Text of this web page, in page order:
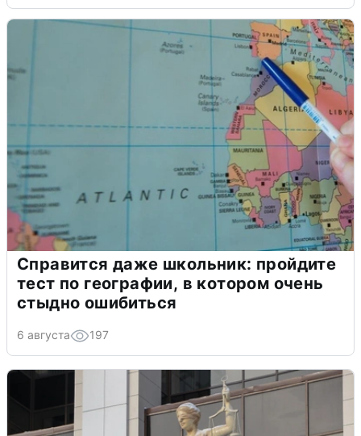
Справится даже школьник: пройдите
тест по географии, в котором очень
стыдно ошибиться
6 августа 197